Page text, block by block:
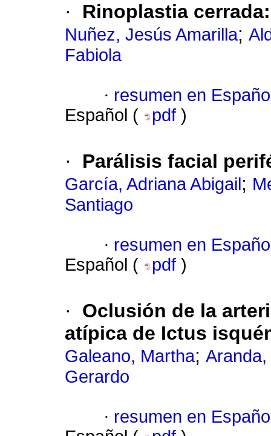
· Rinoplastia
Nuñez, Jesús Amarilla;
Fabiola
· resumen en
Español (
pdf )
· Parálisis facial
García, Adriana Abigail ;
Santiago
· resumen en
Español (
pdf )
·
Oclusión de la
atípica de Ictus
Galeano, Martha;
Gerardo
· resumen en